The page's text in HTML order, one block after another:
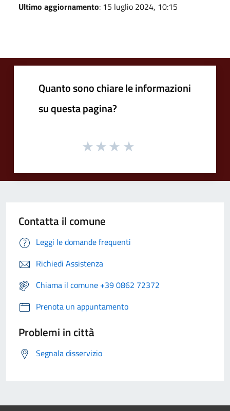
Ultimo aggiornamento: 15 luglio 2024, 10:15
Quanto sono chiare le informazioni
su questa pagina?
Contatta il comune
Leggi le domande frequenti
Richiedi Assistenza
Chiama il comune +39 0862 72372
Prenota un appuntamento
Problemi in città
Segnala disservizio